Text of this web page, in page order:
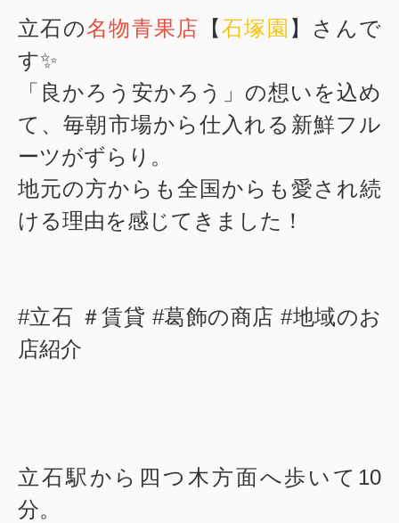
立石の名物青果店 【石塚園 】 さんで
す✨
「良かろう安かろう」の想いを込め
て、毎朝市場から仕入れる新鮮フル
ーツがずらり。
地元の方からも全国からも愛され続
ける理由を感じてきました！
#立石 ＃賃貸 #葛飾の商店 #地域のお
店紹介
立石駅から四つ木方面へ歩いて10
分。